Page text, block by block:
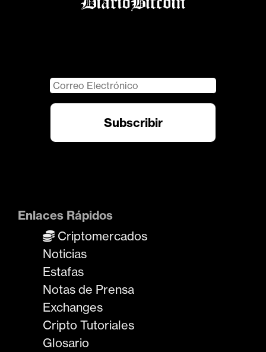
Enlaces Rápidos
Criptomercados
Noticias
Estafas
Notas de Prensa
Exchanges
Cripto Tutoriales
Glosario